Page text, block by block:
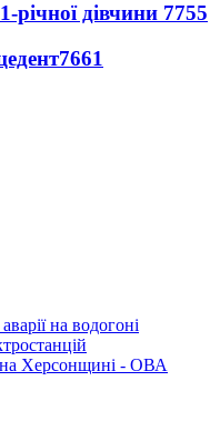
річної дівчини 7755
7661
на водогоні
на Херсонщині - ОВА